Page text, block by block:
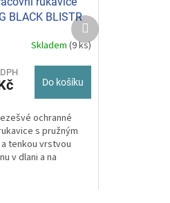
BLACK BLISTR
Skladem (9 ks)
Do košíku
ochranné
s pružným
tenkou vrstvou
v dlani a na
Další
produkt